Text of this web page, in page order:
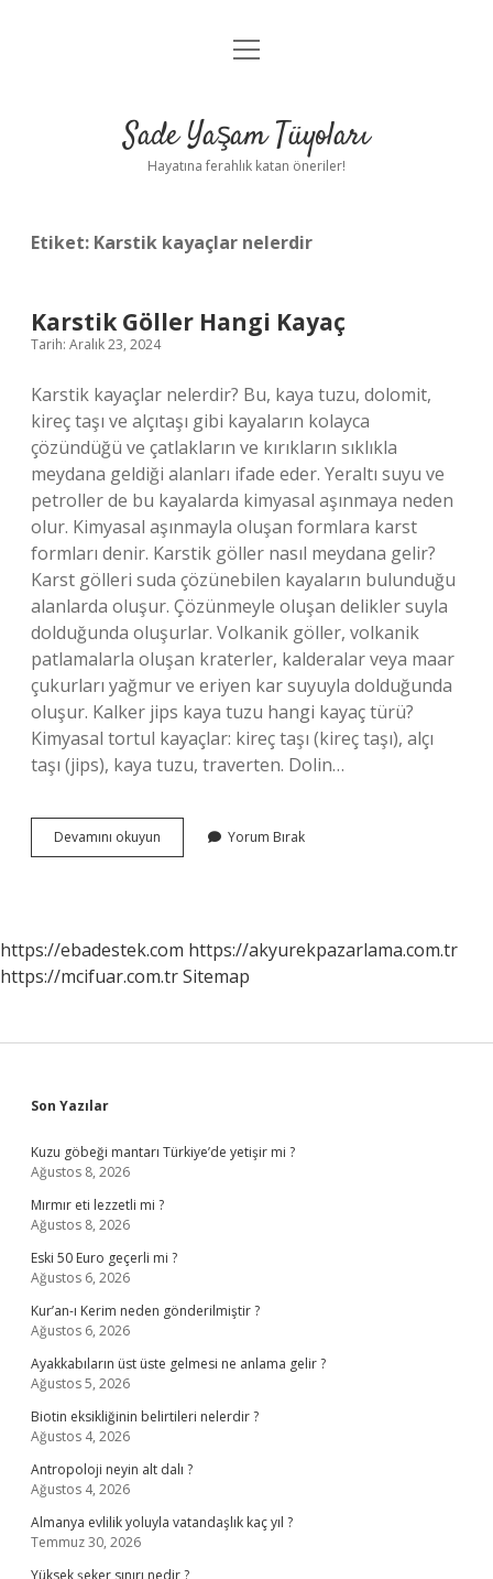
Anasayfa
Yasal Uyarı
menüyü
Sade Yaşam Tüyoları
Hayatına ferahlık katan öneriler!
Etiket: Karstik kayaçlar nelerdir
Karstik Göller Hangi Kayaç
Tarih: Aralık 23, 2024
Karstik kayaçlar nelerdir? Bu, kaya tuzu, dolomit,
kireç taşı ve alçıtaşı gibi kayaların kolayca
çözündüğü ve çatlakların ve kırıkların sıklıkla
meydana geldiği alanları ifade eder. Yeraltı suyu ve
petroller de bu kayalarda kimyasal aşınmaya neden
olur. Kimyasal aşınmayla oluşan formlara karst
formları denir. Karstik göller nasıl meydana gelir?
Karst gölleri suda çözünebilen kayaların bulunduğu
alanlarda oluşur. Çözünmeyle oluşan delikler suyla
dolduğunda oluşurlar. Volkanik göller, volkanik
patlamalarla oluşan kraterler, kalderalar veya maar
çukurları yağmur ve eriyen kar suyuyla dolduğunda
oluşur. Kalker jips kaya tuzu hangi kayaç türü?
Kimyasal tortul kayaçlar: kireç taşı (kireç taşı), alçı
taşı (jips), kaya tuzu, traverten. Dolin…
Devamını okuyun
Göller
Yorum Bırak
https://ebadestek.com https://akyurekpazarlama.com.tr
https://mcifuar.com.trSitemap
Sidebar
Son Yazılar
Kuzu göbeği mantarı Türkiye’de yetişir mi ?
Ağustos 8, 2026
Mırmır eti lezzetli mi ?
Ağustos 8, 2026
Eski 50 Euro geçerli mi ?
Ağustos 6, 2026
Kur’an-ı Kerim neden gönderilmiştir ?
Ağustos 6, 2026
Ayakkabıların üst üste gelmesi ne anlama gelir ?
Ağustos 5, 2026
Biotin eksikliğinin belirtileri nelerdir ?
Ağustos 4, 2026
Antropoloji neyin alt dalı ?
Ağustos 4, 2026
Almanya evlilik yoluyla vatandaşlık kaç yıl ?
Temmuz 30, 2026
Yüksek şeker sınırı nedir ?